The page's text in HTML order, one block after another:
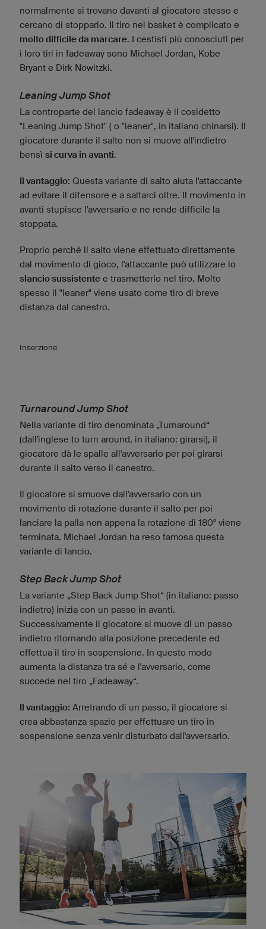
normalmente si trovano davanti al giocatore stesso e
cercano di stopparlo. Il tiro nel basket è complicato e
molto difficile da marcare. I cestisti più conosciuti per
i loro tiri in fadeaway sono Michael Jordan, Kobe
Bryant e Dirk Nowitzki.
Leaning Jump Shot
La controparte del lancio fadeaway è il cosidetto
"Leaning Jump Shot" ( o "leaner", in italiano chinarsi). Il
giocatore durante il salto non si muove all'indietro
bensì si curva in avanti.
Il vantaggio: Questa variante di salto aiuta l'attaccante
ad evitare il difensore e a saltarci oltre. Il movimento in
avanti stupisce l'avversario e ne rende difficile la
stoppata.
Proprio perché il salto viene effettuato direttamente
dal movimento di gioco, l'attaccante può utilizzare lo
slancio sussistente e trasmetterlo nel tiro. Molto
spesso il "leaner" viene usato come tiro di breve
distanza dal canestro.
Inserzione
Turnaround Jump Shot
Nella variante di tiro denominata „Turnaround“
(dall'inglese to turn around, in italiano: girarsi), il
giocatore dà le spalle all'avversario per poi girarsi
durante il salto verso il canestro.
Il giocatore si smuove dall'avversario con un
movimento di rotazione durante il salto per poi
lanciare la palla non appena la rotazione di 180° viene
terminata. Michael Jordan ha reso famosa questa
variante di lancio.
Step Back Jump Shot
La variante „Step Back Jump Shot“ (in italiano: passo
indietro) inizia con un passo in avanti.
Successivamente il giocatore si muove di un passo
indietro ritornando alla posizione precedente ed
effettua il tiro in sospensione. In questo modo
aumenta la distanza tra sé e l'avversario, come
succede nel tiro „Fadeaway“.
Il vantaggio: Arretrando di un passo, il giocatore si
crea abbastanza spazio per effettuare un tiro in
sospensione senza venir disturbato dall'avversario.